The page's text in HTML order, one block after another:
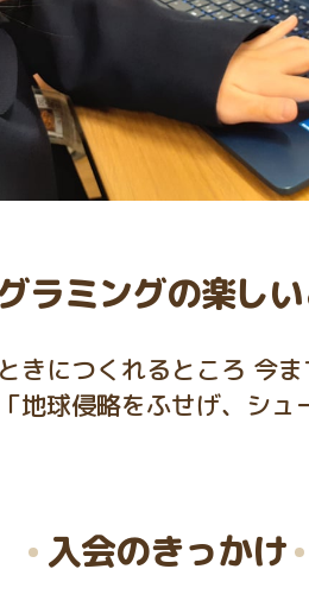
ラミングの楽し
きにつくれるところ 今
地球侵略をふせげ、シュ
入会のきっかけ